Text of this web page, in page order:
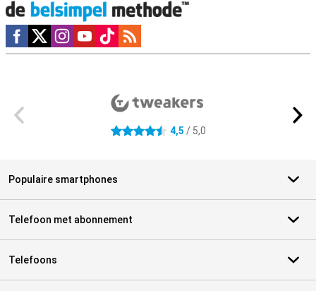
Social media
4.5 sterren 4,5 / 5,0
Populaire smartphones
Telefoon met abonnement
Telefoons